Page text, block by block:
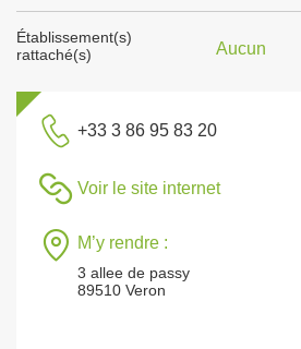
Établissement(s)
rattaché(s)
Aucun
+33 3 86 95 83 20
Voir le site internet
M’y rendre :
3 allee de passy
89510 Veron